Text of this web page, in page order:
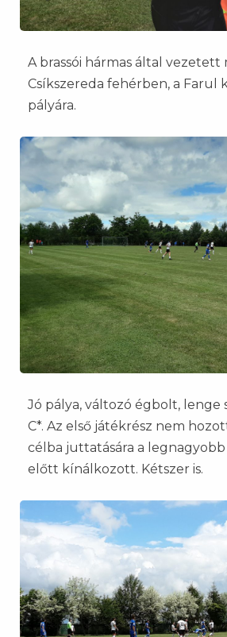
A brassói hármas által vezetett
Csíkszereda fehérben, a Farul
pályára.
Jó pálya, változó égbolt, lenge
C*. Az első játékrész nem
célba juttatására a
előtt kínálkozott. Kétszer is.